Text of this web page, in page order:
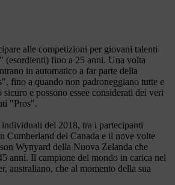
alle competizioni per giovani talenti
(esordienti) fino a 25 anni. Una volta
in automatico a far parte della
fino a quando non padroneggiano tutte e
e possono essee considerati dei veri
"Pros".
del 2018, tra i partecipanti
Cumberland del Canada e il nove volte
Wynyard della Nuova Zelanda che
anni. Il campione del mondo in carica nel
australiano, che al momento della sua